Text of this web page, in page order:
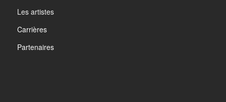
Les artistes
Carrières
Partenaires